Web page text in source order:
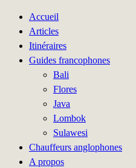
Accueil
Articles
Itinéraires
Guides francophones
Bali
Flores
Java
Lombok
Sulawesi
Chauffeurs anglophones
A propos